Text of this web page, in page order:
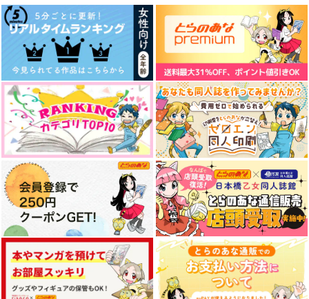
作品詳細 作品詳細 作品詳細
カルペ・ディエム
DACOS
1,257 （税込）
花垣武道×佐野万次郎
サンプル
作品詳細
となりのゴースト
602
755円（税込）
佐野万次郎×花垣武道
サンプル
作品詳細
ZUTTO ISSHO
shiro5o
319円（税込）
佐野万次郎×花垣武道
サンプル
作品詳細